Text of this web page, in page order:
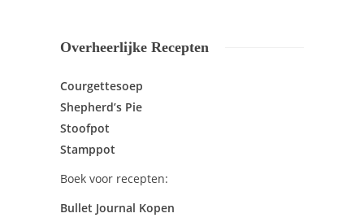
Overheerlijke Recepten
Courgettesoep
Shepherd’s Pie
Stoofpot
Stamppot
Boek voor recepten:
Bullet Journal Kopen